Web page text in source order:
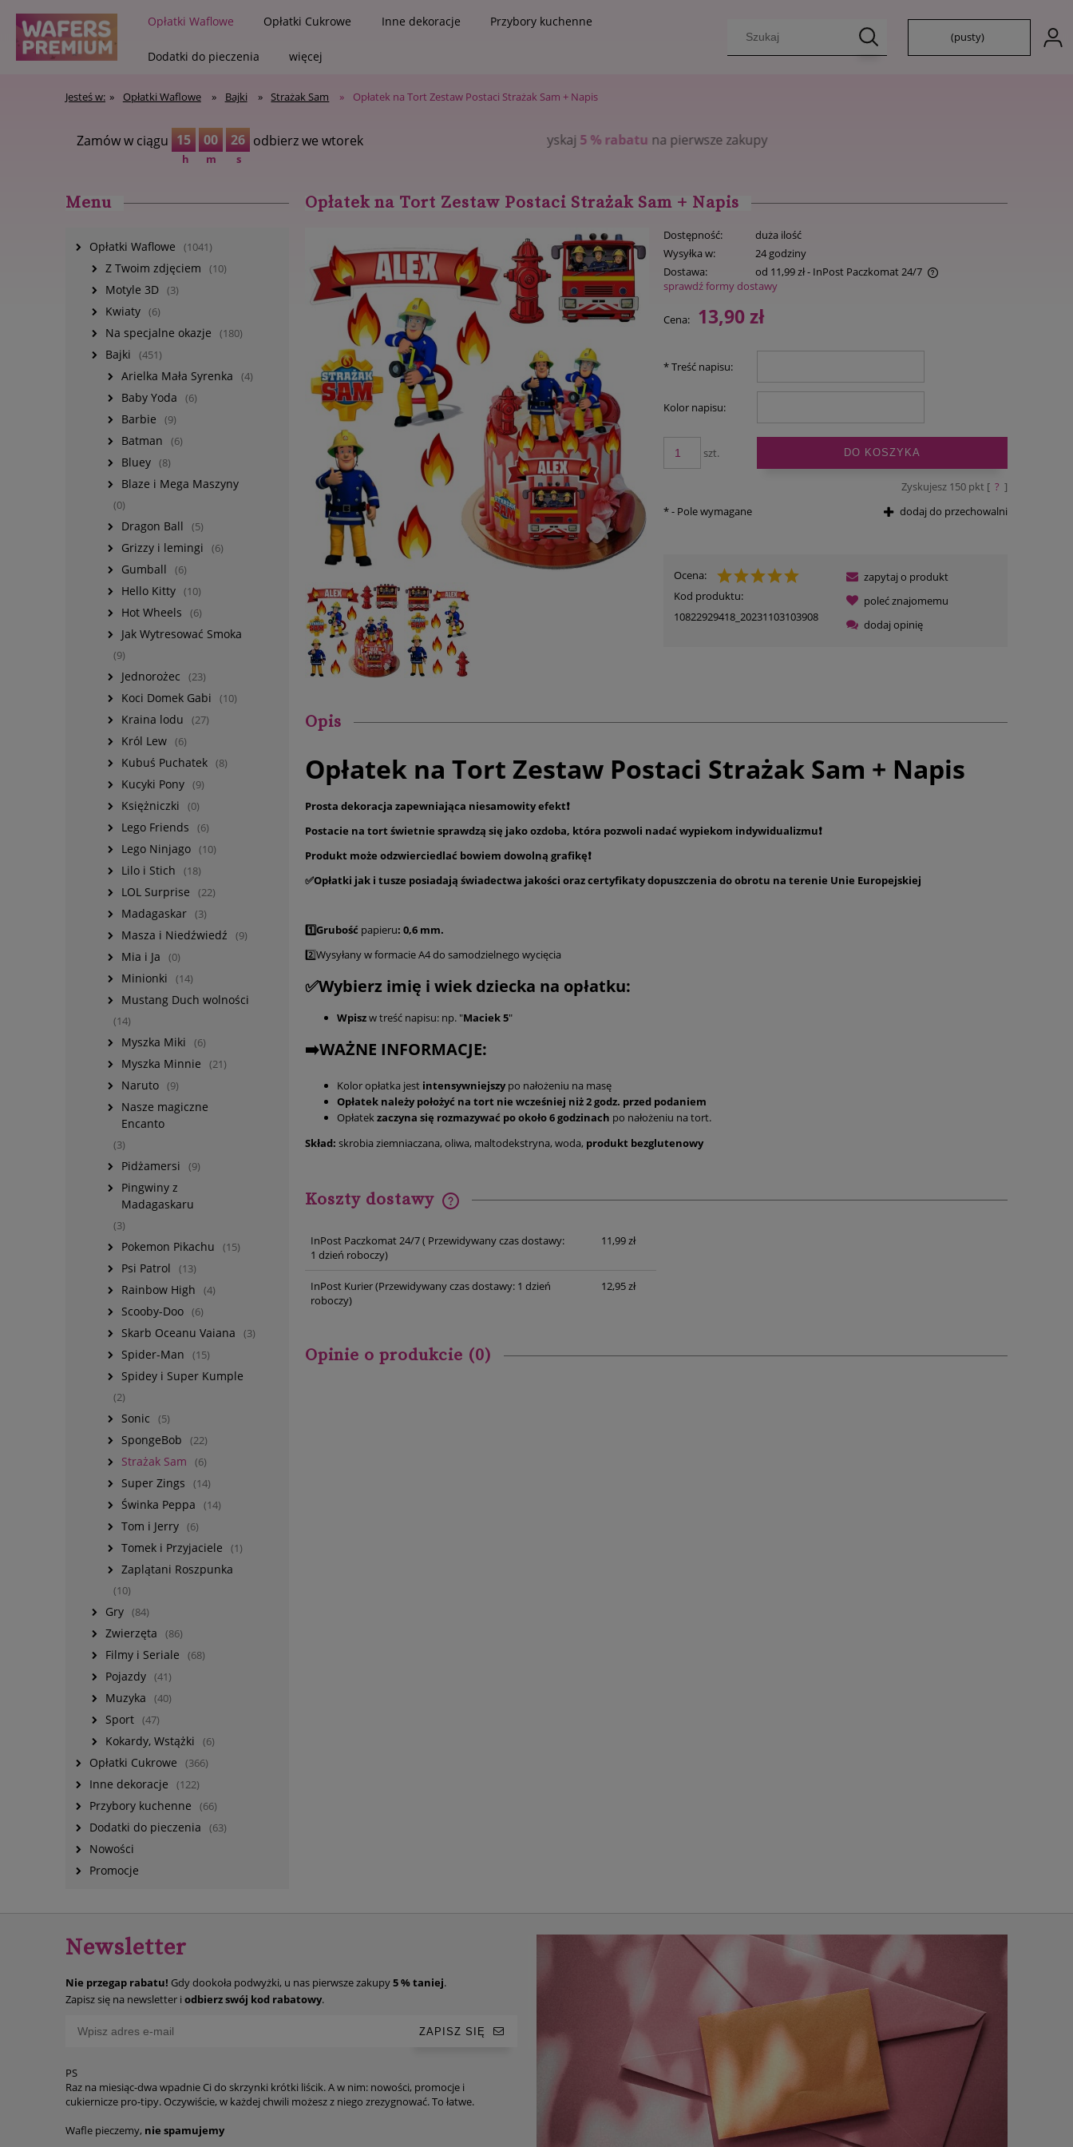
Opłatki Waflowe Opłatki Cukrowe Inne dekoracje Przybory kuchenne
Dodatki do pieczenia więcej
(pusty)
Jesteś w: » Opłatki Waflowe » Bajki » Strażak Sam » Opłatek na Tort Zestaw Postaci Strażak Sam + Napis
Zamów w ciągu 15
h
00
m
25
s
odbierz we wtorek
Zapisz się na newsletter i zyskaj na pierwsze zakupy
Menu
Opłatki Waflowe (1041)
Z Twoim zdjęciem (10)
Motyle 3D (3)
Kwiaty (6)
Na specjalne okazje (180)
Bajki (451)
Arielka Mała Syrenka (4)
Baby Yoda (6)
Barbie (9)
Batman (6)
Bluey (8)
Blaze i Mega Maszyny
(0)
Dragon Ball (5)
Grizzy i lemingi (6)
Gumball (6)
Hello Kitty (10)
Hot Wheels (6)
Jak Wytresować Smoka
(9)
Jednorożec (23)
Koci Domek Gabi (10)
Kraina lodu (27)
Król Lew (6)
Kubuś Puchatek (8)
Kucyki Pony (9)
Księżniczki (0)
Lego Friends (6)
Lego Ninjago (10)
Lilo i Stich (18)
LOL Surprise (22)
Madagaskar (3)
Masza i Niedźwiedź (9)
Mia i Ja (0)
Minionki (14)
Mustang Duch wolności
(14)
Myszka Miki (6)
Myszka Minnie (21)
Naruto (9)
Nasze magiczne
Encanto
(3)
Pidżamersi (9)
Pingwiny z
Madagaskaru
(3)
Pokemon Pikachu (15)
Psi Patrol (13)
Rainbow High (4)
Scooby-Doo (6)
Skarb Oceanu Vaiana (3)
Spider-Man (15)
Spidey i Super Kumple
(2)
Sonic (5)
SpongeBob (22)
Strażak Sam (6)
Super Zings (14)
Świnka Peppa (14)
Tom i Jerry (6)
Tomek i Przyjaciele (1)
Zaplątani Roszpunka
(10)
Gry (84)
Zwierzęta (86)
Filmy i Seriale (68)
Pojazdy (41)
Muzyka (40)
Sport (47)
Kokardy, Wstążki (6)
Opłatki Cukrowe (366)
Inne dekoracje (122)
Przybory kuchenne (66)
Dodatki do pieczenia (63)
Nowości
Promocje
Opłatek na Tort Zestaw Postaci Strażak Sam + Napis
Dostępność:
duża ilość
Wysyłka w:
24 godziny
Dostawa:
od 11,99 zł- InPost Paczkomat 24/7
Cena nie zawiera ewentualnych kosztów
płatności
sprawdź formy dostawy
Cena: 13,90 zł
*Treść napisu:
Kolor napisu:
szt. DO KOSZYKA
Zyskujesz 150pkt [ ? ]
dodaj do przechowalni
*- Pole wymagane
Ocena:
Kod produktu:
10822929418_20231103103908
zapytaj o produkt
poleć znajomemu
dodaj opinię
Opis
Opłatek na Tort Zestaw Postaci Strażak Sam + Napis
Prosta dekoracja zapewniająca niesamowity efekt❗️
Postacie na tort świetnie sprawdzą się jako ozdoba, która pozwoli nadać wypiekom indywidualizmu❗️
Produkt może odzwierciedlać bowiem dowolną grafikę❗️
✅Opłatki jak i tusze posiadają świadectwa jakości oraz certyfikaty dopuszczenia do obrotu na terenie Unie Europejskiej
1️⃣Grubość papieru: 0,6 mm.
2️⃣Wysyłany w formacie A4 do samodzielnego wycięcia
✅Wybierz imię i wiek dziecka na opłatku:
Wpiszw treść napisu: np. "Maciek 5"
➡️WAŻNE INFORMACJE:
Kolor opłatka jest intensywniejszypo nałożeniu na masę
Opłatek należy położyć na tort nie wcześniej niż 2 godz. przed podaniem
Opłatekzaczyna się rozmazywać po około 6 godzinach po nałożeniu na tort.
Skład: skrobia ziemniaczana, oliwa, maltodekstryna, woda, produkt bezglutenowy
Koszty dostawy
Cena nie zawiera ewentualnych
InPost Paczkomat 24/7( Przewidywany czas dostawy:
1 dzień roboczy)
11,99 zł
InPost Kurier(Przewidywany czas dostawy: 1 dzień
roboczy)
12,95 zł
Opinie o produkcie (0)
Newsletter
Nie przegap rabatu! Gdy dookoła podwyżki, u nas pierwsze zakupy5 % taniej.
Zapisz się na newsletter i odbierz swój kod rabatowy.
ZAPISZ SIĘ
PS
Raz na miesiąc-dwa wpadnie Ci do skrzynki krótki liścik. A w nim: nowości, promocje i
cukiernicze pro-tipy. Oczywiście, w każdej chwili możesz z niego zrezygnować. To łatwe.
Wafle pieczemy, nie spamujemy